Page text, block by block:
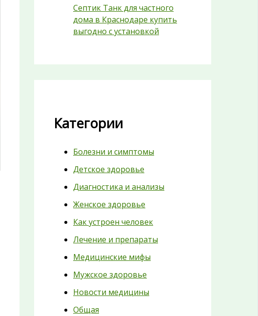
Септик Танк для частного
дома в Краснодаре купить
выгодно с установкой
Категории
Болезни и симптомы
Детское здоровье
Диагностика и анализы
Женское здоровье
Как устроен человек
Лечение и препараты
Медицинские мифы
Мужское здоровье
Новости медицины
Общая